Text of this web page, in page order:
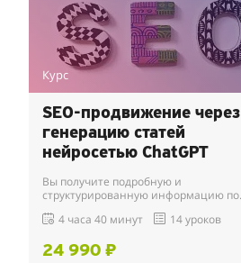
Курс
SEO-продвижение через
генерацию статей
нейросетью ChatGPT
Вы получите подробную и
структурированную информацию по
нейросети и разберете принцип
ус...
4 часа 40 минут 14 уроков
24 990 ₽